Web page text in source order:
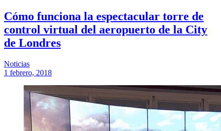
Cómo funciona la espectacular torre de
control virtual del aeropuerto de la City
de Londres
Noticias
1 febrero, 2018